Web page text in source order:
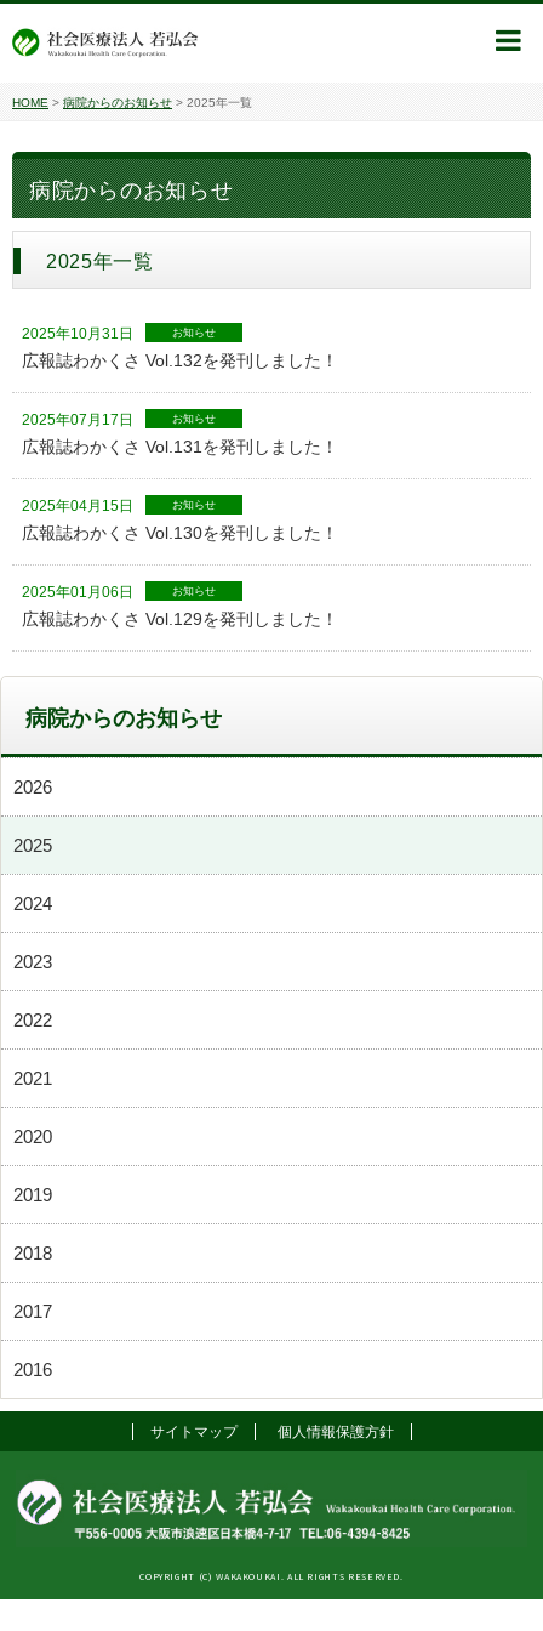
HOME > 病院からのお知らせ > 2025年一覧
病院からのお知らせ
2025年一覧
2025年10月31日 お知らせ
広報誌わかくさ Vol.132を発刊しました！
2025年07月17日 お知らせ
広報誌わかくさ Vol.131を発刊しました！
2025年04月15日 お知らせ
広報誌わかくさ Vol.130を発刊しました！
2025年01月06日 お知らせ
広報誌わかくさ Vol.129を発刊しました！
病院からのお知らせ
2026
2025
2024
2023
2022
2021
2020
2019
2018
2017
2016
サイトマップ 個人情報保護方針
COPYRIGHT (C) WAKAKOUKAI. ALL RIGHTS RESERVED.